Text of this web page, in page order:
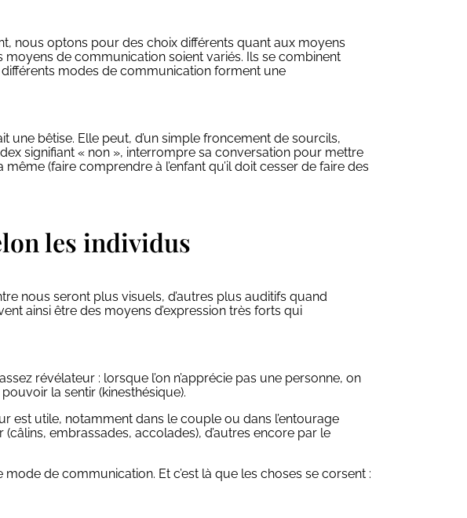
nous optons pour des choix différents quant aux moyens
de communication soient variés. Ils se combinent
modes de communication forment une
une bêtise. Elle peut, d’un simple froncement de sourcils,
signifiant « non », interrompre sa conversation pour mettre
(faire comprendre à l’enfant qu’il doit cesser de faire des
les individus
nous seront plus visuels, d’autres plus auditifs quand
ainsi être des moyens d’expression très forts qui
révélateur : lorsque l’on n’apprécie pas une personne, on
la sentir (kinesthésique).
est utile, notamment dans le couple ou dans l’entourage
embrassades, accolades), d’autres encore par le
de communication. Et c’est là que les choses se corsent :